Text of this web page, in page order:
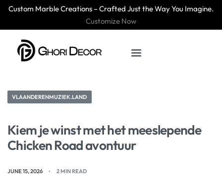
Custom Marble Creations – Crafted Just the Way You Imagine.
Customize Now
VLAANDERENMUZIEK.LAND
Kiem je winst met het meeslepende
Chicken Road avontuur
JUNE 15, 2026 2 MIN READ